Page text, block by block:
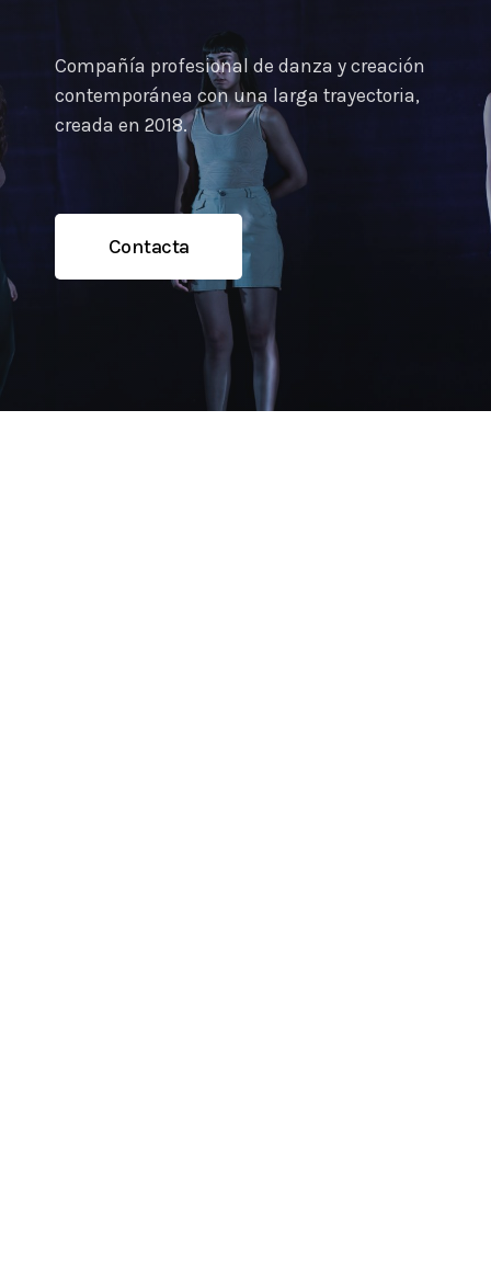
Compañía profesional de danza y creación
contemporánea con una larga trayectoria,
creada en 2018.
Contacta